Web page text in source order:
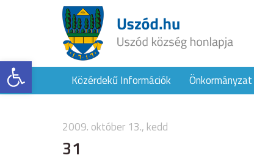
Eszköztár megnyitásaKözérdekű Információk Önkormányzat
2009. október 13., kedd
31